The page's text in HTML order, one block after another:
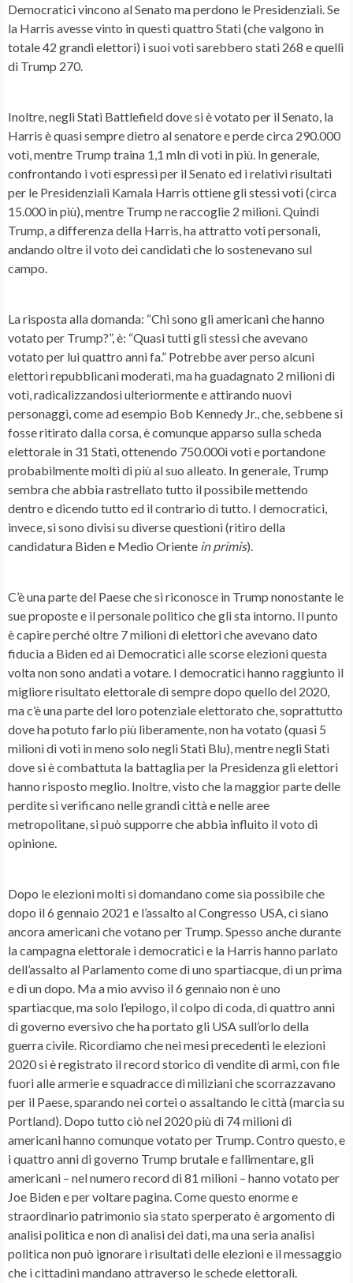
Democratici vincono al Senato ma perdono le Presidenziali. Se
la Harris avesse vinto in questi quattro Stati (che valgono in
totale 42 grandi elettori) i suoi voti sarebbero stati 268 e quelli
di Trump 270.
Inoltre, negli Stati Battlefield dove si è votato per il Senato, la
Harris è quasi sempre dietro al senatore e perde circa 290.000
voti, mentre Trump traina 1,1 mln di voti in più. In generale,
confrontando i voti espressi per il Senato ed i relativi risultati
per le Presidenziali Kamala Harris ottiene gli stessi voti (circa
15.000 in più), mentre Trump ne raccoglie 2 milioni. Quindi
Trump, a differenza della Harris, ha attratto voti personali,
andando oltre il voto dei candidati che lo sostenevano sul
campo.
La risposta alla domanda: “Chi sono gli americani che hanno
votato per Trump?”, è: “Quasi tutti gli stessi che avevano
votato per lui quattro anni fa.” Potrebbe aver perso alcuni
elettori repubblicani moderati, ma ha guadagnato 2 milioni di
voti, radicalizzandosi ulteriormente e attirando nuovi
personaggi, come ad esempio Bob Kennedy Jr., che, sebbene si
fosse ritirato dalla corsa, è comunque apparso sulla scheda
elettorale in 31 Stati, ottenendo 750.000i voti e portandone
probabilmente molti di più al suo alleato. In generale, Trump
sembra che abbia rastrellato tutto il possibile mettendo
dentro e dicendo tutto ed il contrario di tutto. I democratici,
invece, si sono divisi su diverse questioni (ritiro della
candidatura Biden e Medio Oriente in primis).
C’è una parte del Paese che si riconosce in Trump nonostante le
sue proposte e il personale politico che gli sta intorno. Il punto
è capire perché oltre 7 milioni di elettori che avevano dato
fiducia a Biden ed ai Democratici alle scorse elezioni questa
volta non sono andati a votare. I democratici hanno raggiunto il
migliore risultato elettorale di sempre dopo quello del 2020,
ma c’è una parte del loro potenziale elettorato che, soprattutto
dove ha potuto farlo più liberamente, non ha votato (quasi 5
milioni di voti in meno solo negli Stati Blu), mentre negli Stati
dove si è combattuta la battaglia per la Presidenza gli elettori
hanno risposto meglio. Inoltre, visto che la maggior parte delle
perdite si verificano nelle grandi città e nelle aree
metropolitane, si può supporre che abbia influito il voto di
opinione.
Dopo le elezioni molti si domandano come sia possibile che
dopo il 6 gennaio 2021 e l’assalto al Congresso USA, ci siano
ancora americani che votano per Trump. Spesso anche durante
la campagna elettorale i democratici e la Harris hanno parlato
dell’assalto al Parlamento come di uno spartiacque, di un prima
e di un dopo. Ma a mio avviso il 6 gennaio non è uno
spartiacque, ma solo l’epilogo, il colpo di coda, di quattro anni
di governo eversivo che ha portato gli USA sull’orlo della
guerra civile. Ricordiamo che nei mesi precedenti le elezioni
2020 si è registrato il record storico di vendite di armi, con file
fuori alle armerie e squadracce di miliziani che scorrazzavano
per il Paese, sparando nei cortei o assaltando le città (marcia su
Portland). Dopo tutto ciò nel 2020 più di 74 milioni di
americani hanno comunque votato per Trump. Contro questo, e
i quattro anni di governo Trump brutale e fallimentare, gli
americani – nel numero record di 81 milioni – hanno votato per
Joe Biden e per voltare pagina. Come questo enorme e
straordinario patrimonio sia stato sperperato è argomento di
analisi politica e non di analisi dei dati, ma una seria analisi
politica non può ignorare i risultati delle elezioni e il messaggio
che i cittadini mandano attraverso le schede elettorali.